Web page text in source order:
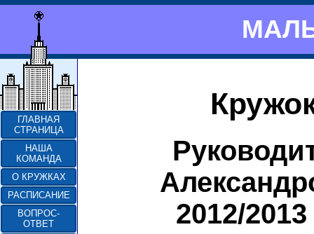
ГЛАВНАЯ
СТРАНИЦА
НАША
КОМАНДА
О КРУЖКАХ
РАСПИСАНИЕ
ВОПРОС-
ОТВЕТ
2012/